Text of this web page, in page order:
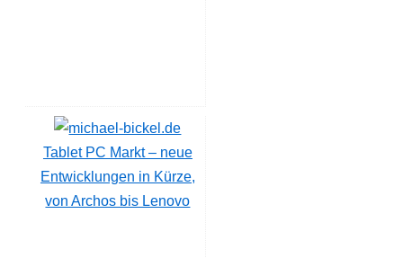
Tablet PC Markt – neue
Entwicklungen in Kürze,
von Archos bis Lenovo